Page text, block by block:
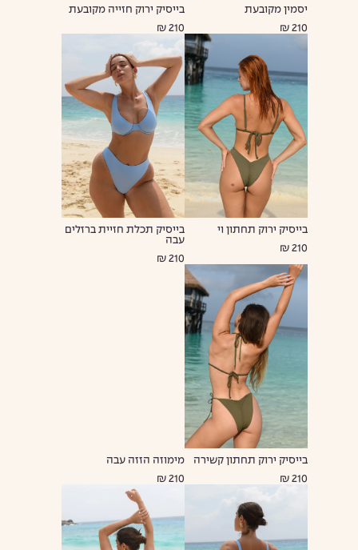
יסמין מקובעת
210 ₪
בייסיק ירוק חזייה מקובעת
210 ₪
בייסיק ירוק תחתון וי
210 ₪
בייסיק תכלת חזיית ברזלים
עבה
210 ₪
בייסיק ירוק תחתון קשירה
210 ₪
מימוזה הזזה עבה
210 ₪